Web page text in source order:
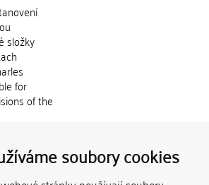
soubory cookies
složky
for
of the
použity k
vydávány